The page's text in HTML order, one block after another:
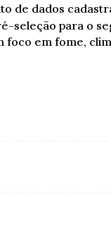
de dados
seleção para o
foco em fome,